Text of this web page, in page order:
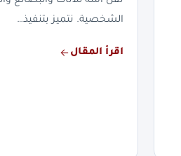
الشخصية. نتميز بتنفيذ…
اقرأ المقال